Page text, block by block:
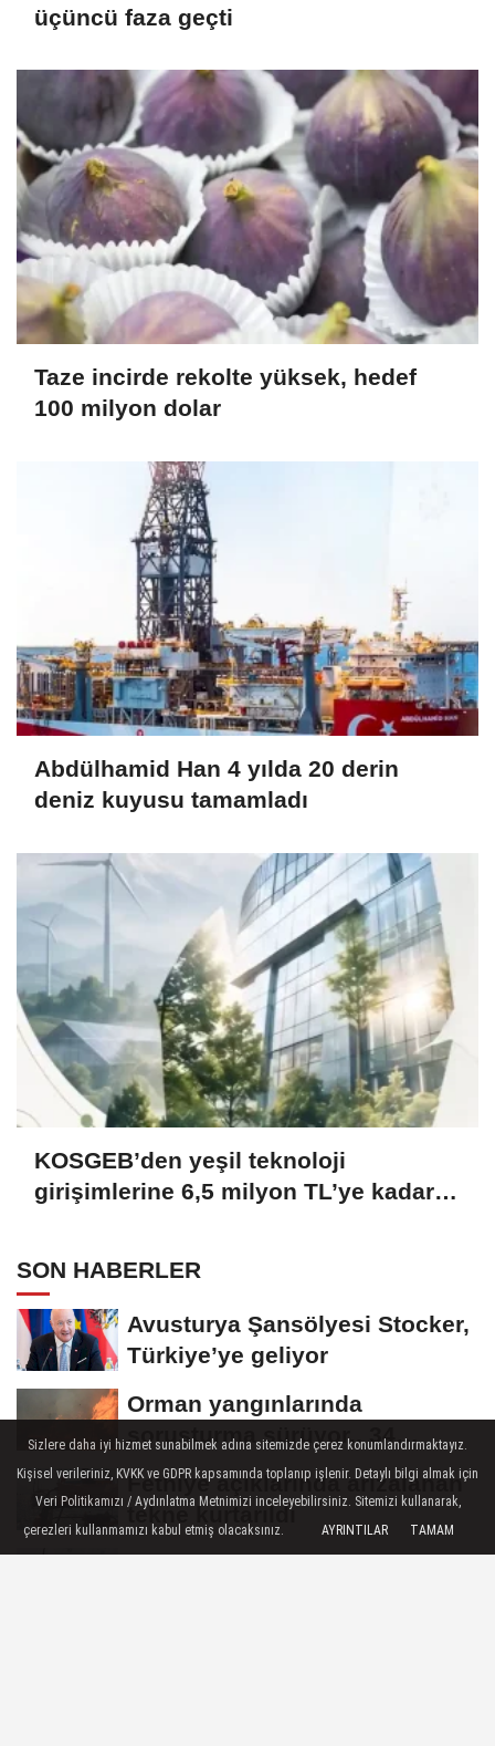
üçüncü faza geçti
Taze incirde rekolte yüksek, hedef
100 milyon dolar
Abdülhamid Han 4 yılda 20 derin
deniz kuyusu tamamladı
KOSGEB’den yeşil teknoloji
girişimlerine 6,5 milyon TL’ye kadar
SON HABERLER
Avusturya Şansölyesi Stocker,
Türkiye’ye geliyor
Orman yangınlarında
soruşturma sürüyor.. 34
şüpheliden 9'u tutuklandı
Fethiye açıklarında arızalanan
tekne kurtarıldı
J70 Türkiye Turu 3. ayakta
Sizlere daha iyi hizmet sunabilmek adına sitemizde çerez konumlandırmaktayız.
Kişisel verileriniz, KVKK ve GDPR kapsamında toplanıp işlenir. Detaylı bilgi almak için
Veri Politikamızı / Aydınlatma Metnimizi inceleyebilirsiniz. Sitemizi kullanarak,
çerezleri kullanmamızı kabul etmiş olacaksınız.
AYRINTILAR TAMAM